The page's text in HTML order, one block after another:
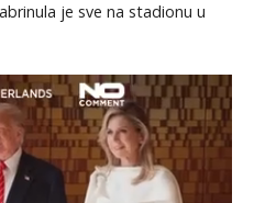
je sve na stadionu u